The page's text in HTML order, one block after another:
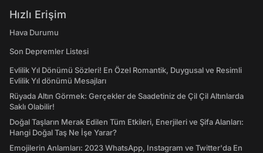
Hızlı Erişim
Hava Durumu
Son Depremler Listesi
Evlilik Yıl Dönümü Sözleri! En Özel Romantik, Duygusal ve Resimli
Evlilik Yıl dönümü Mesajları
Rüyada Altın Görmek: Gerçekler de Saadetiniz de Çil Çil Altınlarda
Saklı Olabilir!
Doğal Taşların Merak Edilen Tüm Etkileri, Enerjileri ve Şifa Alanları:
Hangi Doğal Taş Ne İşe Yarar?
Emojilerin Anlamları: 2023 WhatsApp, Instagram ve Twitter'da En